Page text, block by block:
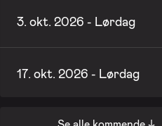
3. okt. 2026 - Lørdag
17. okt. 2026 - Lørdag
Se alle kommende ↓